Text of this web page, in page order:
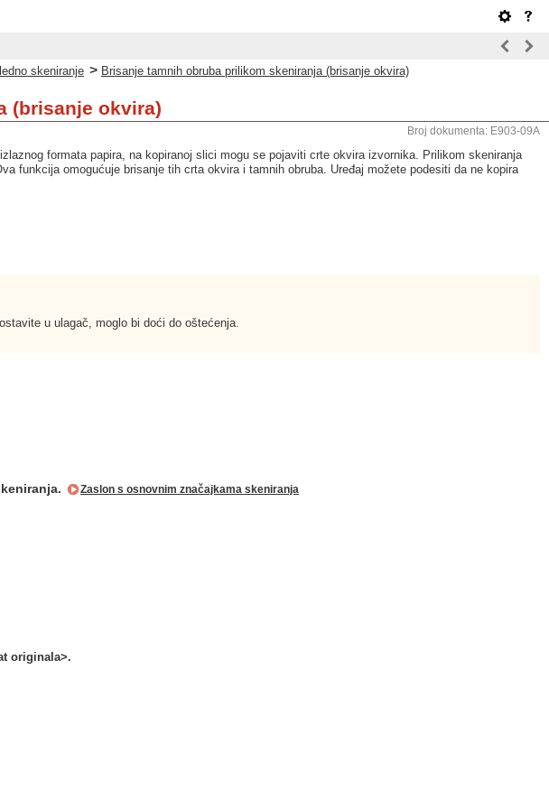
skeniranje > Brisanje tamnih obruba prilikom skeniranja (brisanje okvira)
(brisanje okvira)
Broj dokumenta: E903-09A
formata papira, na kopiranoj slici mogu se pojaviti crte okvira izvornika. Prilikom skeniranja
funkcija omogućuje brisanje tih crta okvira i tamnih obruba. Uređaj možete podesiti da ne kopira
u ulagač, moglo bi doći do oštećenja.
Zaslon s osnovnim značajkama skeniranja
originala>.